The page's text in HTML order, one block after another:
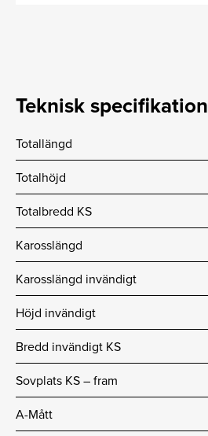
Teknisk specifikation
Totallängd
Totalhöjd
Totalbredd KS
Karosslängd
Karosslängd invändigt
Höjd invändigt
Bredd invändigt KS
Sovplats KS – fram
A-Mått